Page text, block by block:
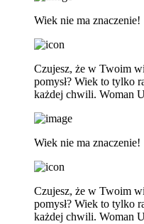
Wiek nie ma znaczenie!
Czujesz, że w Twoim
pomysł? Wiek to tylko
każdej chwili. Woman
Wiek nie ma znaczenie!
Czujesz, że w Twoim
pomysł? Wiek to tylko
każdej chwili. Woman